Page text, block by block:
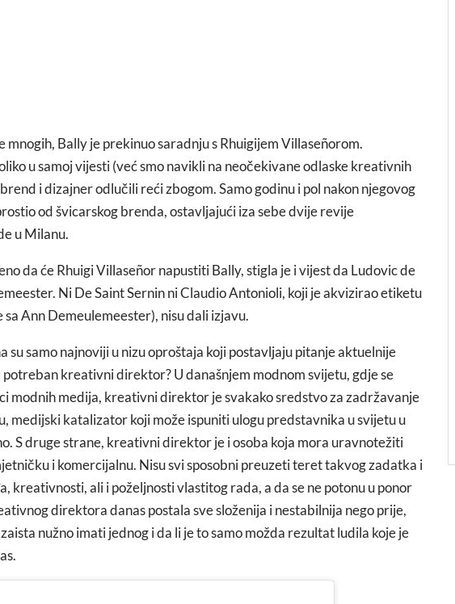
mnogih, Bally je prekinuo saradnju s Rhuigijem Villaseñorom.
u samoj vijesti (već smo navikli na neočekivane odlaske kreativnih
i dizajner odlučili reći zbogom. Samo godinu i pol nakon njegovog
od švicarskog brenda, ostavljajući iza sebe dvije revije
u Milanu.
da će Rhuigi Villaseñor napustiti Bally, stigla je i vijest da Ludovic de
Ni De Saint Sernin ni Claudio Antonioli, koji je akvizirao etiketu
Ann Demeulemeester), nisu dali izjavu.
su samo najnoviji u nizu oproštaja koji postavljaju pitanje aktuelnije
kreativni direktor? U današnjem modnom svijetu, gdje se
modnih medija, kreativni direktor je svakako sredstvo za zadržavanje
medijski katalizator koji može ispuniti ulogu predstavnika u svijetu u
S druge strane, kreativni direktor je i osoba koja mora uravnotežiti
i komercijalnu. Nisu svi sposobni preuzeti teret takvog zadatka i
kreativnosti, ali i poželjnosti vlastitog rada, a da se ne potonu u ponor
direktora danas postala sve složenija i nestabilnija nego prije,
nužno imati jednog i da li je to samo možda rezultat ludila koje je